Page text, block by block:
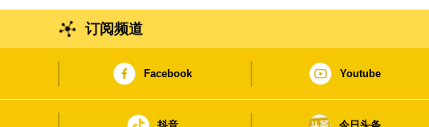
订阅频道
Facebook Youtube